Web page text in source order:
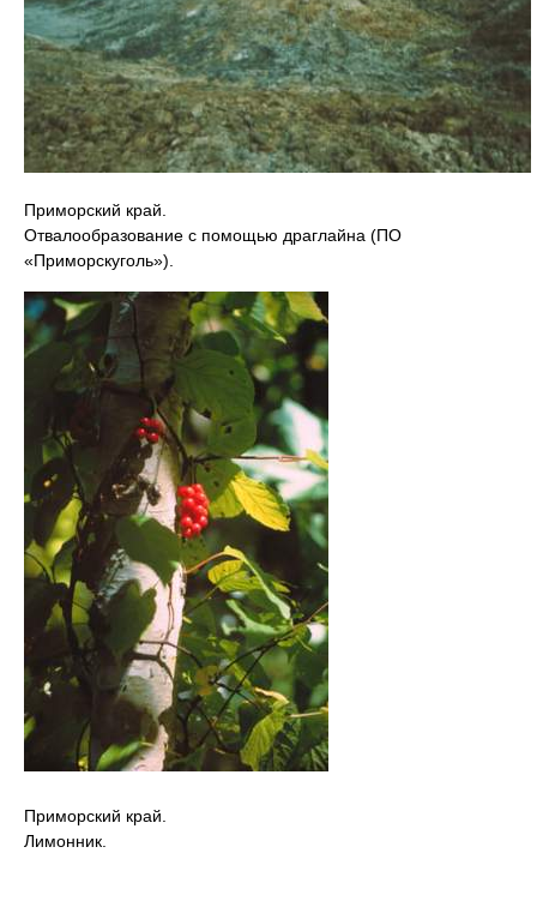
Приморский край.
Отвалообразование с помощью драглайна (ПО
«Приморскуголь»).
Приморский край.
Лимонник.